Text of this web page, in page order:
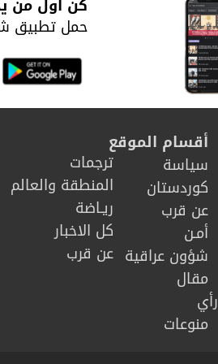
كن أول من
حمل تطبيق
أقسام الموقع
سیاسة
كوردستان
عن قرب
أمـن
شؤون عراقية
مقال
رأي
منوعات
ترجمات
المنطقة والعالم
ريـاضة
كل الاخبار
عن قرب